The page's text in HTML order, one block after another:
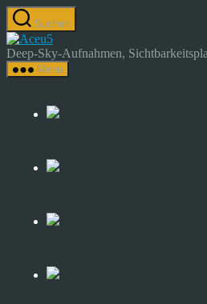
Zum
Inhalt
springen
Suchen
Astrocamp
–
Astrofotografie
Sky-
Deep-Sky-Aufnahmen,
Menü